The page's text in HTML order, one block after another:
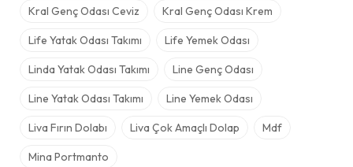
Kral Genç Odası Ceviz Kral Genç Odası Krem
Life Yatak Odası Takımı Life Yemek Odası
Linda Yatak Odası Takımı Line Genç Odası
Line Yatak Odası Takımı Line Yemek Odası
Liva Fırın Dolabı Liva Çok Amaçlı Dolap Mdf
Mina Portmanto